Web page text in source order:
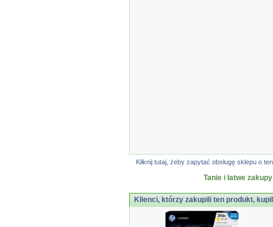
Kliknij tutaj, żeby zapytać obsługę sklepu o
Tanie i łatwe
Klienci, którzy zakupili ten produkt,